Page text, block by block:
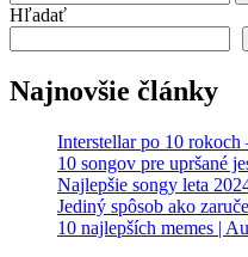
Hľadať
Najnovšie články
Interstellar po 10
10 songov pre upršané
Najlepšie songy leta
Jediný spôsob ako
10 najlepších memes |